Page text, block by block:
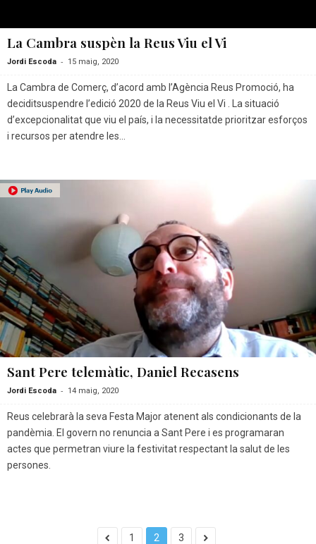
La Cambra suspèn la Reus Viu el Vi
Jordi Escoda - 15 maig, 2020
La Cambra de Comerç, d’acord amb l’Agència Reus Promoció, ha
deciditsuspendre l’edició 2020 de la Reus Viu el Vi . La situació
d’excepcionalitat que viu el país, i la necessitatde prioritzar esforços
i recursos per atendre les...
Sant Pere telemàtic, Daniel Recasens
Jordi Escoda - 14 maig, 2020
Reus celebrarà la seva Festa Major atenent als condicionants de la
pandèmia. El govern no renuncia a Sant Pere i es programaran
actes que permetran viure la festivitat respectant la salut de les
persones.
1 2 3